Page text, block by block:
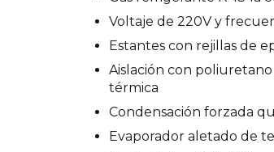
Voltaje de 220V y
Estantes con rejillas de
Aislación con
térmica
Condensación forzada
Evaporador aletado de